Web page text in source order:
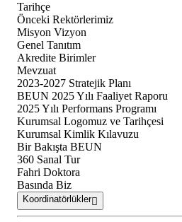
Tarihçe
Önceki Rektörlerimiz
Misyon Vizyon
Genel Tanıtım
Akredite Birimler
Mevzuat
2023-2027 Stratejik Planı
BEUN 2025 Yılı Faaliyet Raporu
2025 Yılı Performans Programı
Kurumsal Logomuz ve Tarihçesi
Kurumsal Kimlik Kılavuzu
Bir Bakışta BEUN
360 Sanal Tur
Fahri Doktora
Basında Biz
Koordinatörlükler